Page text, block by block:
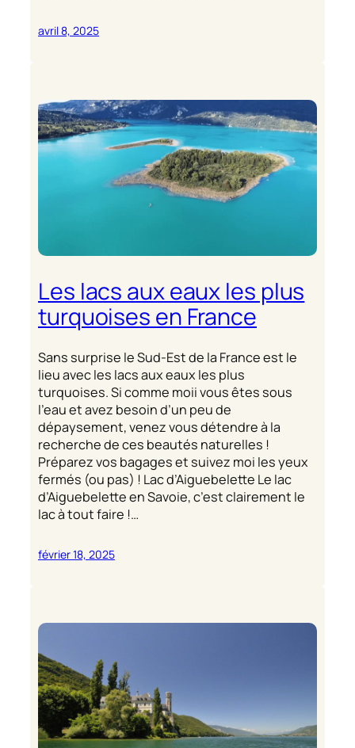
avril 8, 2025
Les lacs aux eaux les plus
turquoises en France
Sans surprise le Sud-Est de la France est le
lieu avec les lacs aux eaux les plus
turquoises. Si comme moii vous êtes sous
l’eau et avez besoin d’un peu de
dépaysement, venez vous détendre à la
recherche de ces beautés naturelles !
Préparez vos bagages et suivez moi les yeux
fermés (ou pas) ! Lac d’Aiguebelette Le lac
d’Aiguebelette en Savoie, c’est clairement le
lac à tout faire !…
février 18, 2025